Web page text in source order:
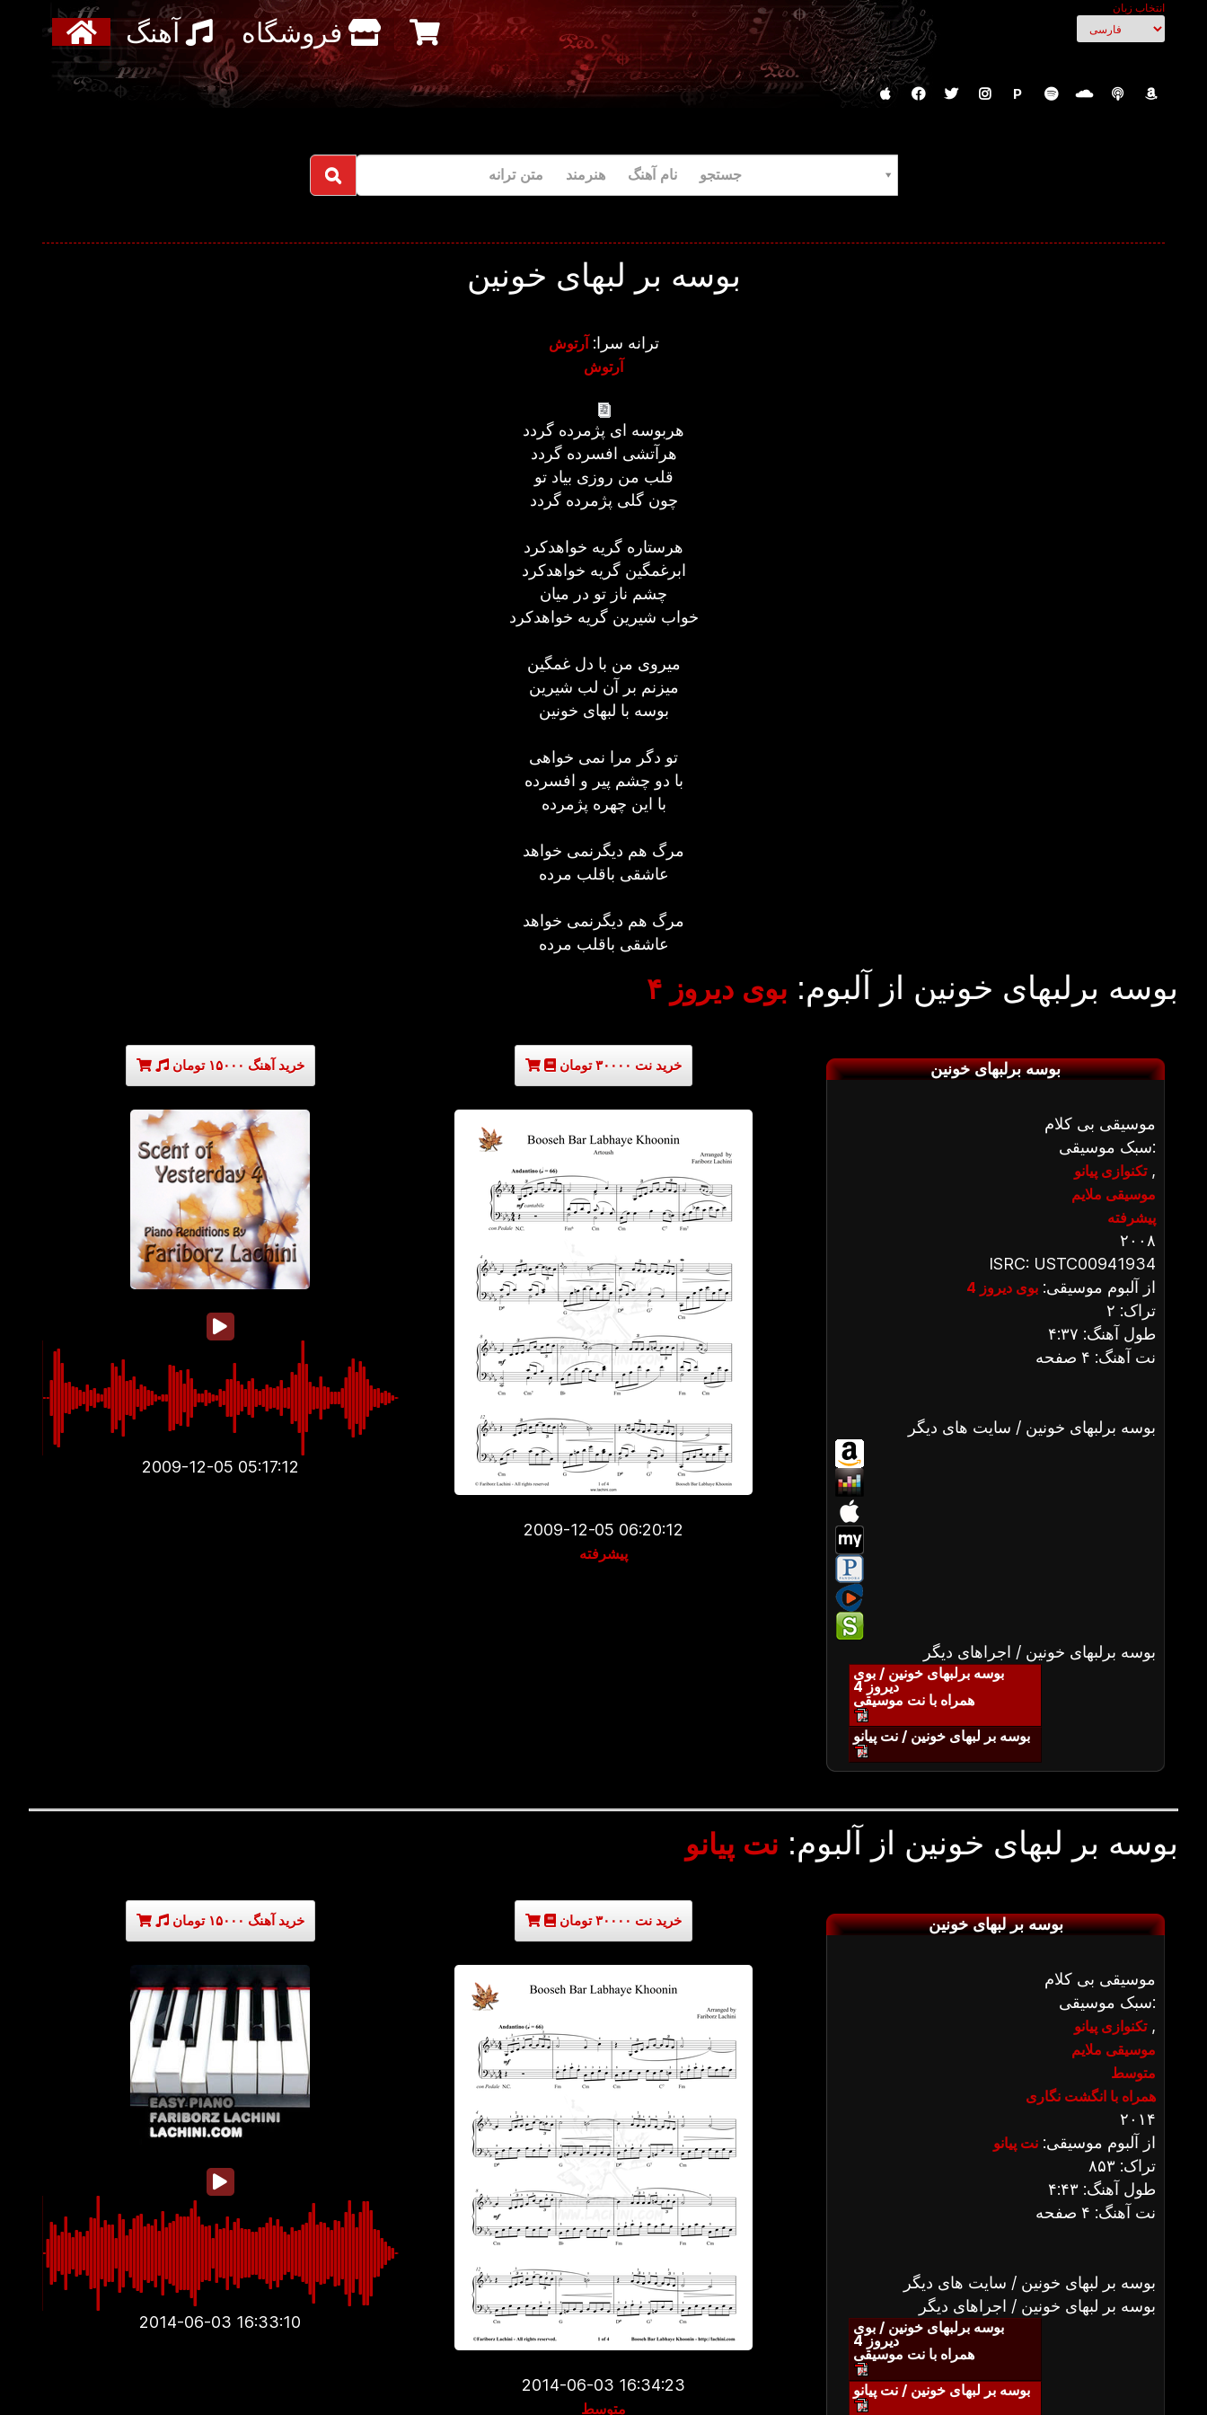
انتخاب زبان
آهنگ فروشگاه
P
جستجو نام آهنگ هنرمند متن ترانه
بوسه بر لبهای خونین
ترانه سرا:آرتوش
آرتوش
هربوسه ای پژمرده گردد
هرآتشی افسرده گردد
قلب من روزی بیاد تو
چون گلی پژمرده گردد
هرستاره گریه خواهدکرد
ابرغمگین گریه خواهدکرد
چشم ناز تو در میان
خواب شیرین گریه خواهدکرد
میروی من با دل غمگین
میزنم بر آن لب شیرین
بوسه با لبهای خونین
تو دگر مرا نمی خواهی
با دو چشم پیر و افسرده
با این چهره پژمرده
مرگ هم دیگرنمی خواهد
عاشقی باقلب مرده
مرگ هم دیگرنمی خواهد
عاشقی باقلب مرده
بوسه برلبهای خونین از آلبوم: بوی دیروز ۴
خرید آهنگ ۱۵۰۰۰ تومان
2009-12-05 05:17:12
خرید نت ۳۰۰۰۰ تومان
2009-12-05 06:20:12
پیشرفته
بوسه برلبهای خونین
موسیقی بی کلام
سبک موسیقی:
تکنوازی پیانو,
موسیقی ملایم
پیشرفته
۲۰۰۸
ISRC: USTC00941934
از آلبوم موسیقی:بوی دیروز 4
تراک: ۲
طول آهنگ: ۴:۳۷
نت آهنگ: ۴ صفحه
بوسه برلبهای خونین / سایت های دیگر
بوسه برلبهای خونین / اجراهای دیگر
بوسه برلبهای خونین / بوی
دیروز 4
همراه با نت موسیقی
بوسه بر لبهای خونین / نت پیانو
بوسه بر لبهای خونین از آلبوم: نت پیانو
خرید آهنگ ۱۵۰۰۰ تومان
2014-06-03 16:33:10
خرید نت ۳۰۰۰۰ تومان
2014-06-03 16:34:23
متوسط
بوسه بر لبهای خونین
موسیقی بی کلام
سبک موسیقی:
تکنوازی پیانو,
موسیقی ملایم
متوسط
همراه با انگشت نگاری
۲۰۱۴
از آلبوم موسیقی:نت پیانو
تراک: ۸۵۳
طول آهنگ: ۴:۴۳
نت آهنگ: ۴ صفحه
بوسه بر لبهای خونین / سایت های دیگر
بوسه بر لبهای خونین / اجراهای دیگر
بوسه برلبهای خونین / بوی
دیروز 4
همراه با نت موسیقی
بوسه بر لبهای خونین / نت پیانو